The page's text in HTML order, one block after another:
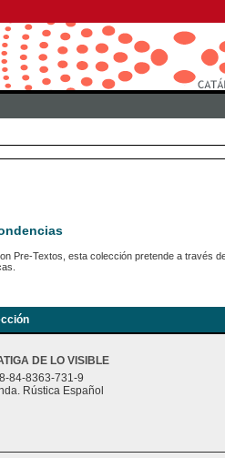
Pre-Textos, esta colección pretende a través
DE LO VISIBLE
84-8363-731-9
Rústica Español